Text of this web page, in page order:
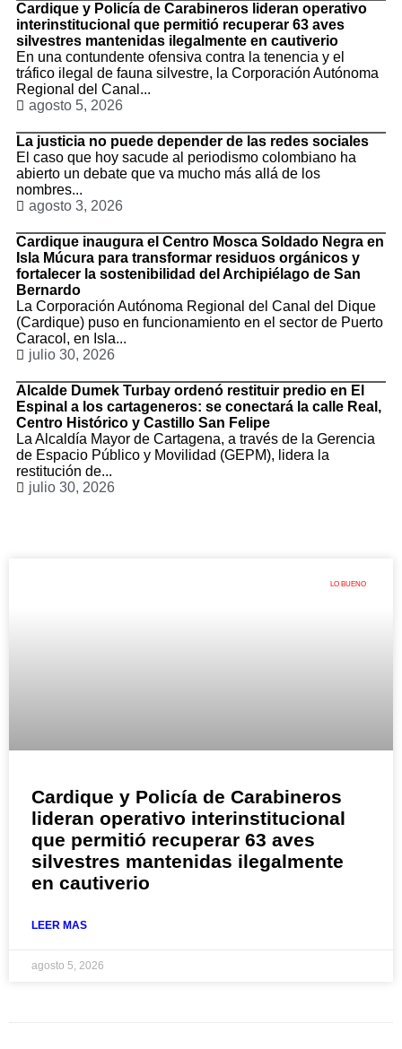
Cardique y Policía de Carabineros lideran operativo
interinstitucional que permitió recuperar 63 aves
silvestres mantenidas ilegalmente en cautiverio
En una contundente ofensiva contra la tenencia y el
tráfico ilegal de fauna silvestre, la Corporación Autónoma
Regional del Canal...
agosto 5, 2026
La justicia no puede depender de las redes sociales
El caso que hoy sacude al periodismo colombiano ha
abierto un debate que va mucho más allá de los
nombres...
agosto 3, 2026
Cardique inaugura el Centro Mosca Soldado Negra en
Isla Múcura para transformar residuos orgánicos y
fortalecer la sostenibilidad del Archipiélago de San
Bernardo
La Corporación Autónoma Regional del Canal del Dique
(Cardique) puso en funcionamiento en el sector de Puerto
Caracol, en Isla...
julio 30, 2026
Alcalde Dumek Turbay ordenó restituir predio en El
Espinal a los cartageneros: se conectará la calle Real,
Centro Histórico y Castillo San Felipe
La Alcaldía Mayor de Cartagena, a través de la Gerencia
de Espacio Público y Movilidad (GEPM), lidera la
restitución de...
julio 30, 2026
LO BUENO
Cardique y Policía de Carabineros
lideran operativo interinstitucional
que permitió recuperar 63 aves
silvestres mantenidas ilegalmente
en cautiverio
LEER MAS
agosto 5, 2026